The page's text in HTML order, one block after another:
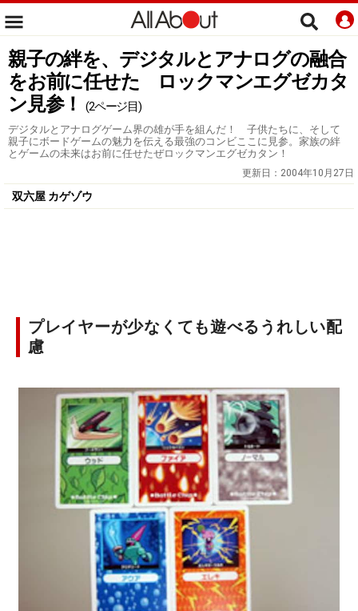
親子の絆を、デジタルとアナログの融合
をお前に任せた ロックマンエグゼカタ
ン見参！
(2ページ目)
デジタルとアナログゲーム界の雄が手を組んだ！ 子供たちに、そして
親子にボードゲームの魅力を伝える最強のコンビここに見参。家族の絆
とゲームの未来はお前に任せたぜロックマンエグゼカタン！
更新日： 2004年10月27日
双六屋 カゲゾウ
プレイヤーが少なくても遊べるうれしい配
慮